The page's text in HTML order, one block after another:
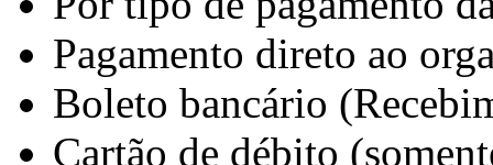
Pagamento direto ao
Boleto bancário
Cartão de débito